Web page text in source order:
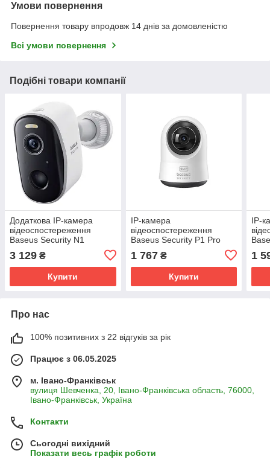
Умови повернення
Повернення товару впродовж 14 днів за домовленістю
Всі умови повернення
Подібні товари компанії
Додаткова IP-камера
відеоспостереження
Baseus Security N1
Outdoor Camera 2K White
3 129 ₴
Купити
IP-камера
відеоспостереження
Baseus Security P1 Pro
Indoor Camera 3K White
(Adapter Not Included)
1 767₴
Купити
IP-
1
Про нас
100% позитивних з 22 відгуків за рік
Працює з 06.05.2025
м. Івано-Франківськ
вулиця Шевченка, 20, Івано-Франківська область, 76000,
Івано-Франківськ, Україна
Контакти
Сьогодні вихідний
Показати весь графік роботи